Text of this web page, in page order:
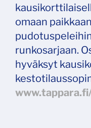
omaan
runkosarjaan.
hyväksyt